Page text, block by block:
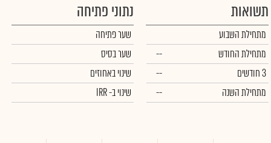
תשואות
מתחילת השבוע
מתחילת החודש
--
3 חודשים
--
מתחילת השנה
--
נתוני פתיחה
שער פתיחה
שער בסיס
שינוי באחוזים
שינויב- IRR